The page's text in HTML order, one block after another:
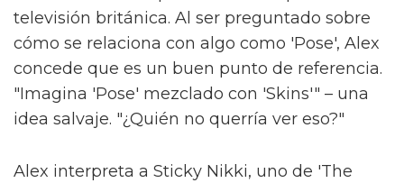
televisión británica. Al ser preguntado sobre
cómo se relaciona con algo como 'Pose', Alex
concede que es un buen punto de referencia.
"Imagina 'Pose' mezclado con 'Skins'" – una
idea salvaje. "¿Quién no querría ver eso?"
Alex interpreta a Sticky Nikki, uno de 'The